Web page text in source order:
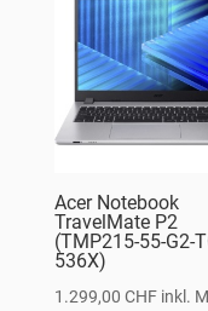
Acer Notebook
TravelMate P2
(TMP215-55-G2-
536X)
1.299,00 CHF inkl.